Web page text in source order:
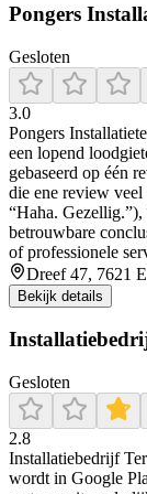
Pongers
Gesloten
3.0
Pongers
een lopend
gebaseerd op één
die ene review
“Haha. Gezellig.”),
betrouwbare
of professionele
Dreef 47, 7621
Bekijk details
Gesloten
2.8
Installatiebedrijf
wordt in Google